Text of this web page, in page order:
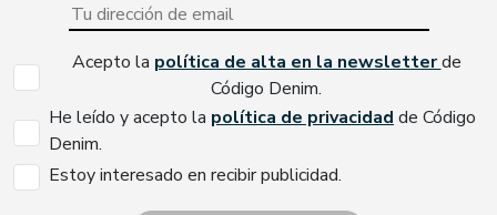
Acepto la política de alta en la newsletterde
Código Denim.
He leído y acepto la política de privacidad de Código
Denim.
Estoy interesado en recibir publicidad.